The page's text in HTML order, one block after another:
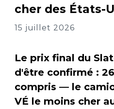
cher des États-
15 juillet 2026
Le prix final du
d'être confirmé :
compris — le
VÉ le moins cher